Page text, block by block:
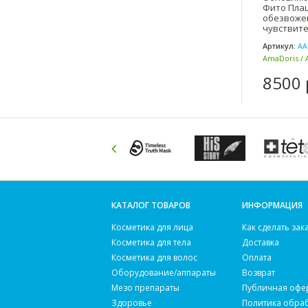
Фито
Артикул:
AmaDoris /
8500
КАТАЛОГ ТОВАРОВ
Косметика для лица
Косметика для тела
Косметика для волос
Оборудование/аппараты
Мезо препараты
Здоровье
ИНФОРМАЦИЯ
Как сделать
Доставка
Оплата
Возврат
Публичная
Политика